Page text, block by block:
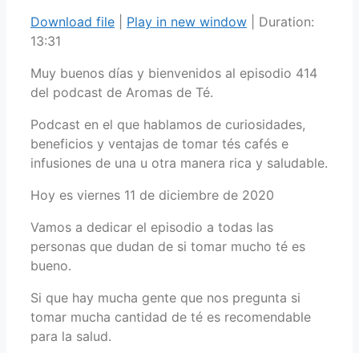
RSS FEED
SHARE
LINK
EMBED
Download file Play in new window
Duration:
13:31
Muy buenos días y bienvenidos al episodio 414
del podcast de Aromas de Té.
Podcast en el que hablamos de curiosidades,
beneficios y ventajas de tomar tés cafés e
infusiones de una u otra manera rica y saludable.
Hoy es viernes 11 de diciembre de 2020
Vamos a dedicar el episodio a todas las
personas que dudan de si tomar mucho té es
bueno.
Si que hay mucha gente que nos pregunta si
tomar mucha cantidad de té es recomendable
para la salud.